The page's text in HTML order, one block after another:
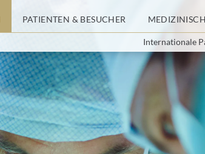
PATIENTEN & BESUCHER
Internationale